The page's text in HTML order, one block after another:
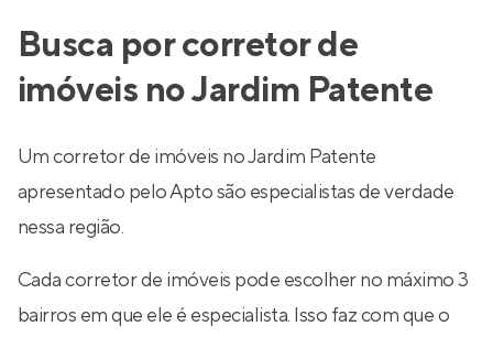
Busca por corretor de
imóveis no Jardim Patente
Um corretor de imóveis no Jardim Patente
apresentado pelo Apto são especialistas de verdade
nessa região.
Cada corretor de imóveis pode escolher no máximo 3
bairros em que ele é especialista. Isso faz com que o